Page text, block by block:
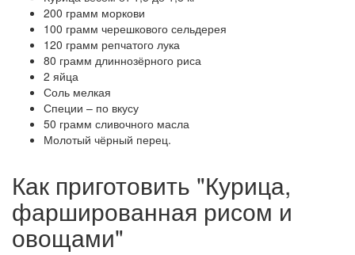
200 грамм моркови
100 грамм черешкового сельдерея
120 грамм репчатого лука
80 грамм длиннозёрного риса
2 яйца
Соль мелкая
Специи – по вкусу
50 грамм сливочного масла
Молотый чёрный перец.
Как приготовить "Курица,
фаршированная рисом и
овощами"